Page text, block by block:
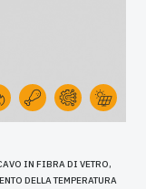
IN FIBRA DI VETRO,
DELLA TEMPERATURA